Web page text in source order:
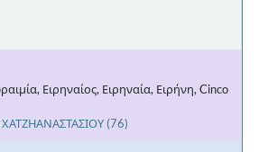
Ειρηναίος, Ειρηναία, Ειρήνη, Cinco
(76)